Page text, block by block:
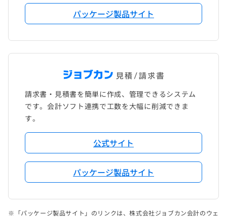
パッケージ製品サイト
請求書・見積書を簡単に作成、管理できるシステム
です。会計ソフト連携で工数を大幅に削減できま
す。
公式サイト
パッケージ製品サイト
※「パッケージ製品サイト」のリンクは、株式会社ジョブカン会計のウェ